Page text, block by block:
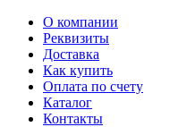
О компании
Реквизиты
Доставка
Как купить
Оплата по счету
Каталог
Контакты